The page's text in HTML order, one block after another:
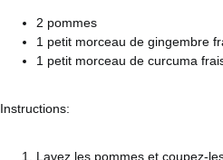
2 pommes
1 petit morceau de gingembre
1 petit morceau de curcuma
Instructions:
Lavez les pommes et coupez-